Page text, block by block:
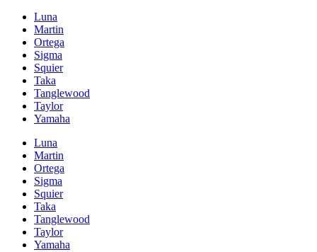
Luna
Martin
Ortega
Sigma
Squier
Taka
Tanglewood
Taylor
Yamaha
Luna
Martin
Ortega
Sigma
Squier
Taka
Tanglewood
Taylor
Yamaha